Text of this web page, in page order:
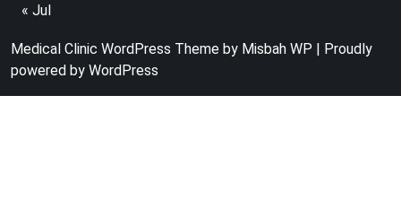
« Jul
Medical Clinic WordPress Theme by Misbah WP | Proudly
powered by WordPress